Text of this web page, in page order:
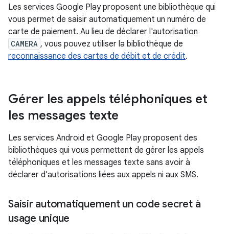
Les services Google Play proposent une bibliothèque qui
vous permet de saisir automatiquement un numéro de
carte de paiement. Au lieu de déclarer l'autorisation
CAMERA , vous pouvez utiliser la bibliothèque de
reconnaissance des cartes de débit et de crédit.
Gérer les appels téléphoniques et
les messages texte
Les services Android et Google Play proposent des
bibliothèques qui vous permettent de gérer les appels
téléphoniques et les messages texte sans avoir à
déclarer d'autorisations liées aux appels ni aux SMS.
Saisir automatiquement un code secret à
usage unique